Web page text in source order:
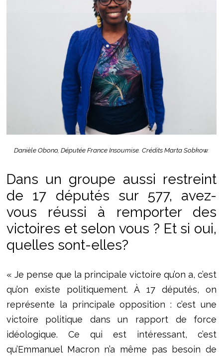
Danièle Obono, Députée France Insoumise. Crédits Marta Sobkow.
Dans un groupe aussi restreint
de 17 députés sur 577, avez-
vous réussi à remporter des
victoires et selon vous ? Et si oui,
quelles sont-elles?
« Je pense que la principale victoire qu’on a, c’est
qu’on existe politiquement. À 17 députés, on
représente la principale opposition : c’est une
victoire politique dans un rapport de force
idéologique. Ce qui est intéressant, c’est
qu’Emmanuel Macron n’a même pas besoin de